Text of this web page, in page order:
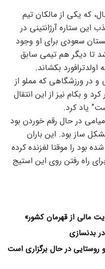
که یکی از مالکان تیم
ستاره آرژانتینی در
سعودی برای او وجود
تا دیگر هم تیمی سابق
بکشاند.
در ورزشگاهی که مملو از
و بکام نیز از این انتقال
یاد کرد.
در حال رقم خوردن بود
ساز بود. این باران
بود را موقتا لغزنده کرده
راه رفتن روی این استیج
مالی از قهرمان کشور»
بدنسازی
روستایی در حال برگزاری است